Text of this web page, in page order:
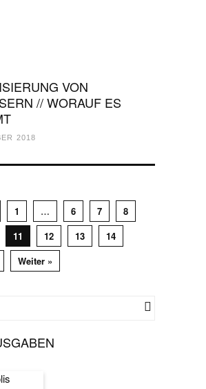
VON
// WORAUF ES
2018
1 … 6 7
8
11 12 13
14
Weiter »